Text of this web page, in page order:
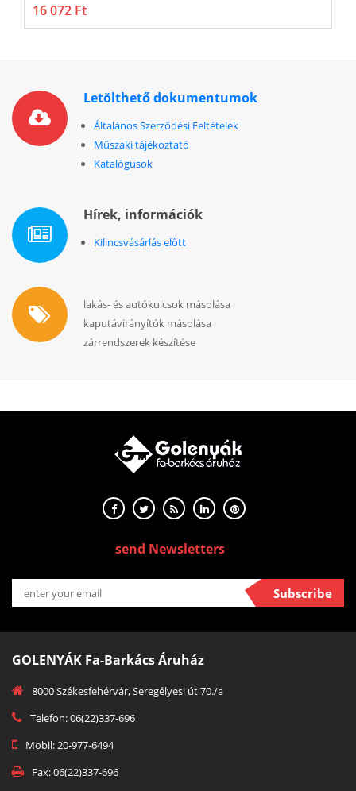
16 072 Ft
Letölthető dokumentumok
Általános Szerződési Feltételek
Műszaki tájékoztató
Katalógusok
Hírek, információk
Kilincsvásárlás előtt
lakás- és autókulcsok másolása
kaputávirányítók másolása
zárrendszerek készítése
send Newsletters
Subscribe
GOLENYÁK Fa-Barkács Áruház
8000 Székesfehérvár, Seregélyesi út 70./a
Telefon: 06(22)337-696
Mobil: 20-977-6494
Fax: 06(22)337-696